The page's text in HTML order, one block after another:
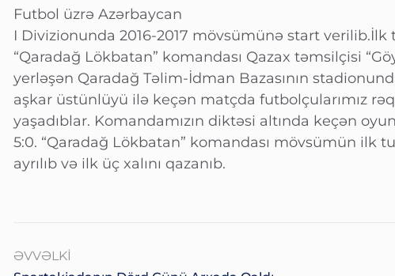
Futbol üzrə Azərbaycan
I Divizionunda 2016-2017 mövsümünə start verilib.İlk
“Qaradağ Lökbatan” komandası Qazax təmsilçisi
yerləşən Qaradağ Təlim-İdman Bazasının
aşkar üstünlüyü ilə keçən matçda futbolçularımız
yaşadıblar. Komandamızın diktəsi altında keçən
5:0. “Qaradağ Lökbatan” komandası mövsümün ilk
ayrılıb və ilk üç xalını qazanıb.
ƏVVƏLKI